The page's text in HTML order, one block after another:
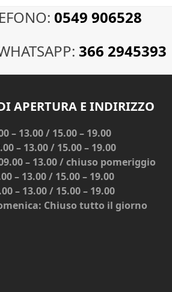
0549 906528
366 2945393
APERTURA E INDIRIZZO
– 13.00 / 15.00 – 19.00
– 13.00 / 15.00 – 19.00
– 13.00 / chiuso pomeriggio
– 13.00 / 15.00 – 19.00
– 13.00 / 15.00 – 19.00
Chiuso tutto il giorno